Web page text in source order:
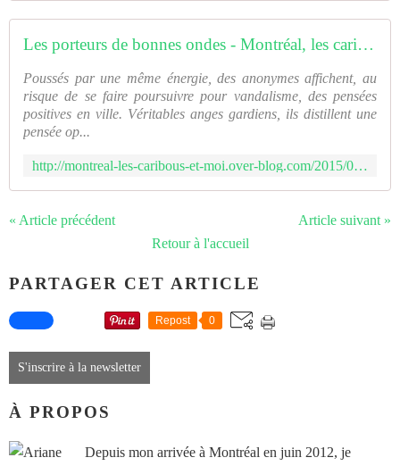
Les porteurs de bonnes ondes - Montréal, les caribous et moi
Poussés par une même énergie, des anonymes affichent, au
risque de se faire poursuivre pour vandalisme, des pensées
positives en ville. Véritables anges gardiens, ils distillent une
pensée op...
http://montreal-les-caribous-et-moi.over-blog.com/2015/07/les-porteurs-de-bonnes-ondes.html
« Article précédent
Article suivant »
Retour à l'accueil
PARTAGER CET ARTICLE
Repost 0
S'inscrire à la newsletter
À PROPOS
Depuis mon arrivée à Montréal en juin 2012, je